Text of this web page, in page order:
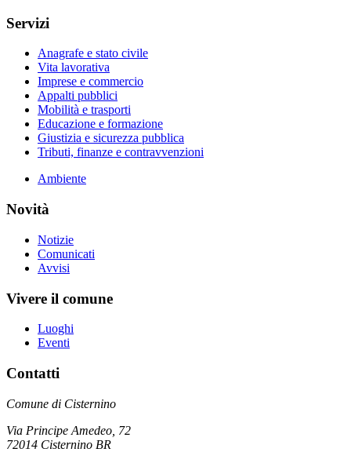
Servizi
Anagrafe e stato civile
Vita lavorativa
Imprese e commercio
Appalti pubblici
Mobilità e trasporti
Educazione e formazione
Giustizia e sicurezza pubblica
Tributi, finanze e contravvenzioni
Ambiente
Novità
Notizie
Comunicati
Avvisi
Vivere il comune
Luoghi
Eventi
Contatti
Comune di Cisternino
Via Principe Amedeo, 72
72014 Cisternino BR